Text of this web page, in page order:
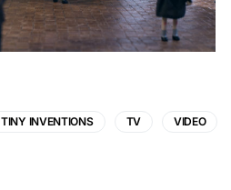
TINY INVENTIONS TV VIDEO